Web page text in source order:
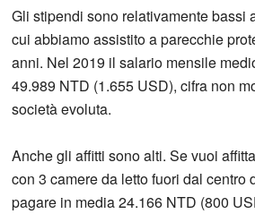
Gli stipendi sono relativamente bassi
cui abbiamo assistito a parecchie
anni. Nel 2019 il salario mensile
49.989 NTD (1.655 USD), cifra non
società evoluta.
Anche gli affitti sono alti. Se vuoi
con 3 camere da letto fuori dal centro
pagare in media 24.166 NTD (800